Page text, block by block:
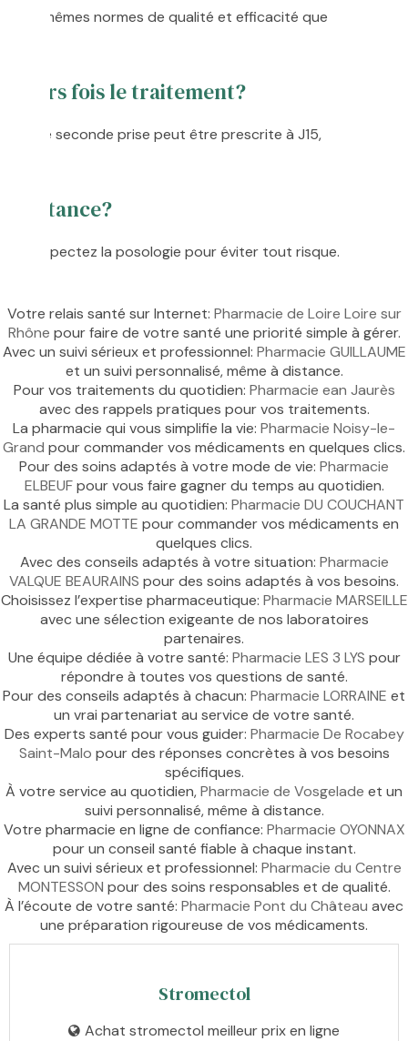
les mêmes normes de qualité et efficacité que
fois le traitement?
une seconde prise peut être prescrite à J15,
respectez la posologie pour éviter tout risque.
Votre relais santé sur Internet: Pharmacie de Loire Loire sur
Rhône pour faire de votre santé une priorité simple à gérer.
Avec un suivi sérieux et professionnel: Pharmacie GUILLAUME
et un suivi personnalisé, même à distance.
Pour vos traitements du quotidien: Pharmacie ean Jaurès
avec des rappels pratiques pour vos traitements.
La pharmacie qui vous simplifie la vie: Pharmacie Noisy-le-
Grand pour commander vos médicaments en quelques clics.
Pour des soins adaptés à votre mode de vie: Pharmacie
ELBEUFpour vous faire gagner du temps au quotidien.
La santé plus simple au quotidien: Pharmacie DU COUCHANT
LA GRANDE MOTTE pour commander vos médicaments en
quelques clics.
Avec des conseils adaptés à votre situation: Pharmacie
VALQUE BEAURAINS pour des soins adaptés à vos besoins.
Choisissez l’expertise pharmaceutique: Pharmacie MARSEILLE
avec une sélection exigeante de nos laboratoires
partenaires.
Une équipe dédiée à votre santé: Pharmacie LES 3 LYS pour
répondre à toutes vos questions de santé.
Pour des conseils adaptés à chacun: Pharmacie LORRAINE et
un vrai partenariat au service de votre santé.
Des experts santé pour vous guider: Pharmacie De Rocabey
Saint-Malo pour des réponses concrètes à vos besoins
spécifiques.
À votre service au quotidien,Pharmacie de Vosgelade et un
suivi personnalisé, même à distance.
Votre pharmacie en ligne de confiance: Pharmacie OYONNAX
pour un conseil santé fiable à chaque instant.
Avec un suivi sérieux et professionnel: Pharmacie du Centre
MONTESSON pour des soins responsables et de qualité.
À l’écoute de votre santé: Pharmacie Pont du Château avec
une préparation rigoureuse de vos médicaments.
Stromectol
Achat stromectol meilleur prix en ligne